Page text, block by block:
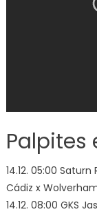
Palpites
14.12. 05:00
Cádiz x
14.12. 08:00 GKS